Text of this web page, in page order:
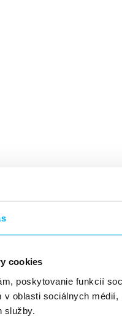
cookies
poskytovanie funkcií
v oblasti sociálnych